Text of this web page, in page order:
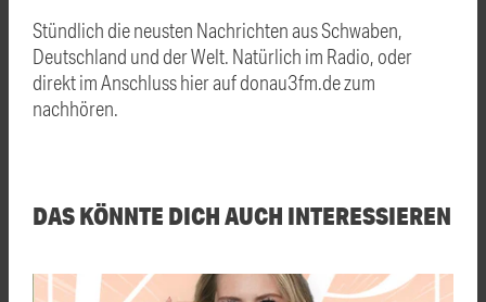
Stündlich die neusten Nachrichten aus Schwaben,
Deutschland und der Welt. Natürlich im Radio, oder
direkt im Anschluss hier auf donau3fm.de zum
nachhören.
DAS KÖNNTE DICH AUCH INTERESSIEREN